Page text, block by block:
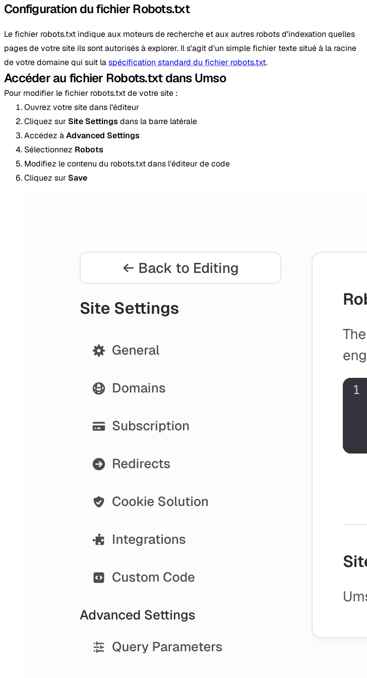
Configuration du fichier Robots.txt
Le fichier robots.txt indique aux moteurs de recherche et aux autres robots d'indexation quelles
pages de votre site ils sont autorisés à explorer. Il s'agit d'un simple fichier texte situé à la racine
de votre domaine qui suit laspécification standard du fichier robots.txt.
Accéder au fichier Robots.txt dans Umso
Pour modifier le fichier robots.txt de votre site :
Ouvrez votre site dans l'éditeur
Cliquez sur Site Settingsdans la barre latérale
Accédez àAdvanced Settings
Sélectionnez Robots
Modifiez le contenu du robots.txt dans l'éditeur de code
Cliquez sur Save